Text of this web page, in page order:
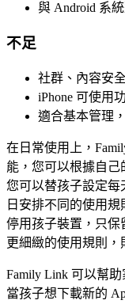
與 Android 系
不足
社群、內容安
iPhone 可使用
適合基本管理
在日常使用上，
能，您可以根據自己
您可以替孩子設定每
日安排不同的使用規
停用孩子裝置，只保
更細緻的使用規則，
Family Link 可以幫
當孩子想下載新的